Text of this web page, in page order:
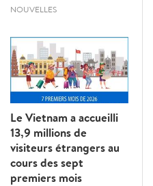
NOUVELLES
Le Vietnam a accueilli
13,9 millions de
visiteurs étrangers au
cours des sept
premiers mois